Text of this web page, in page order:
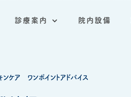
診療案内 院内設備
ケア ワンポイントアドバイス